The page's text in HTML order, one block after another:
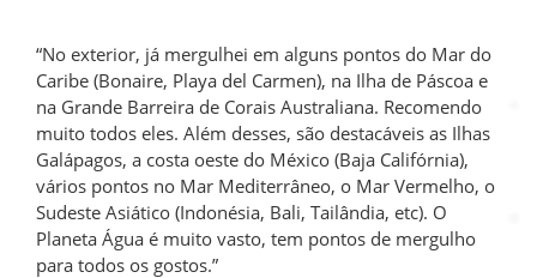
“No exterior, já mergulhei em alguns pontos do Mar do
Caribe (Bonaire, Playa del Carmen), na Ilha de Páscoa e
na Grande Barreira de Corais Australiana. Recomendo
muito todos eles. Além desses, são destacáveis as Ilhas
Galápagos, a costa oeste do México (Baja Califórnia),
vários pontos no Mar Mediterrâneo, o Mar Vermelho, o
Sudeste Asiático (Indonésia, Bali, Tailândia, etc). O
Planeta Água é muito vasto, tem pontos de mergulho
para todos os gostos.”